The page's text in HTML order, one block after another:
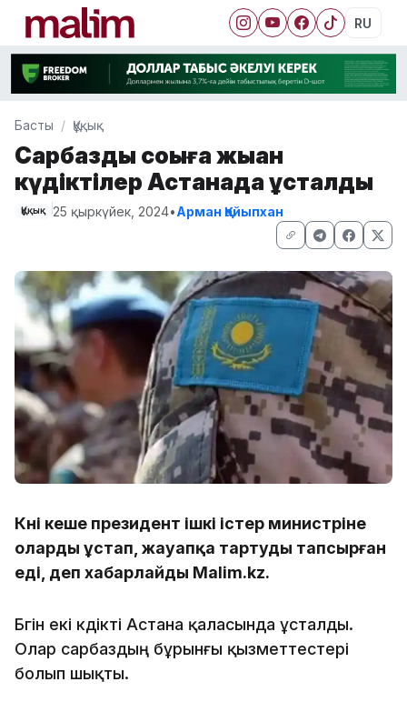
RU
Басты Құқық
Сарбазды соққыға жыққан
күдіктілер Астанада ұсталды
Құқық 25 қыркүйек, 2024•Арман Қайыпхан
Күні кеше президент ішкі істер министріне
оларды ұстап, жауапқа тартуды тапсырған
еді, деп хабарлайды Malim.kz.
Бүгін екі күдікті Астана қаласында ұсталды.
Олар сарбаздың бұрынғы қызметтестері
болып шықты.